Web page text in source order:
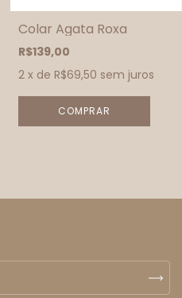
Colar Agata Roxa
R$139,00
2 x de R$69,50 sem juros